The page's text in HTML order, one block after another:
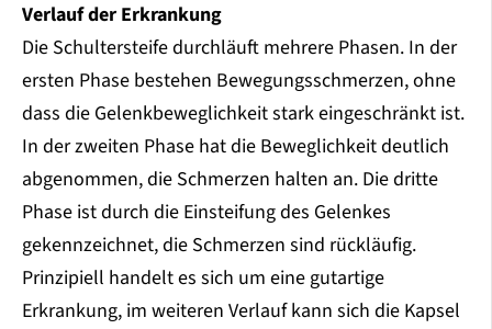
Verlauf der Erkrankung
Die Schultersteife durchläuft mehrere Phasen. In der
ersten Phase bestehen Bewegungsschmerzen, ohne
dass die Gelenkbeweglichkeit stark eingeschränkt ist.
In der zweiten Phase hat die Beweglichkeit deutlich
abgenommen, die Schmerzen halten an. Die dritte
Phase ist durch die Einsteifung des Gelenkes
gekennzeichnet, die Schmerzen sind rückläufig.
Prinzipiell handelt es sich um eine gutartige
Erkrankung, im weiteren Verlauf kann sich die Kapsel